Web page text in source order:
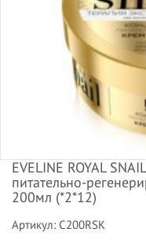
EVELINE ROYAL
питательно-
200мл (*2*12)
Артикул: C200RSK